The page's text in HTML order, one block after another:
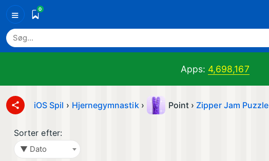
≡ 0
Apps: 4,698,167
iOS Spil › Hjernegymnastik › Point › Zipper Jam Puzzle
Sorter efter:
▼ Dato